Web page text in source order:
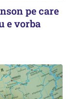
pe care
e vorba